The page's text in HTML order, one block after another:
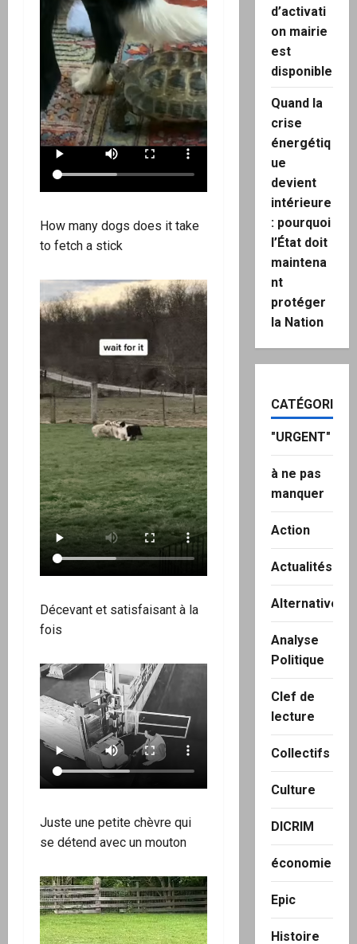
How many dogs does it take
to fetch a stick
Décevant et satisfaisant à la
fois
Juste une petite chèvre qui
se détend avec un mouton
d’activati
on mairie
est
disponible
Quand la
crise
énergétiq
ue
devient
intérieure
: pourquoi
l’État doit
maintena
nt
protéger
la Nation
CATÉGORIES
"URGENT"
à ne pas
manquer
Action
Actualités
Alternatives
Analyse
Politique
Clef de
lecture
Collectifs
Culture
DICRIM
économie
Epic
Histoire